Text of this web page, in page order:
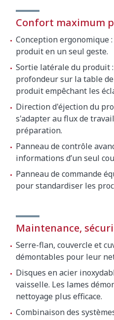
Confort maximum
Conception ergonomique
produit en un seul geste.
Sortie latérale du produit
profondeur sur la table
produit empêchant les
Direction d'éjection du
s'adapter au flux de
préparation.
Panneau de contrôle
informations d’un seul
Panneau de commande
pour standardiser les
Maintenance,
Serre-flan, couvercle et
démontables pour leur
Disques en acier
vaisselle. Les lames
nettoyage plus efficace.
Combinaison des